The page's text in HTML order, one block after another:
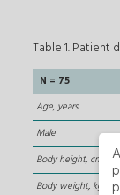
Table 1. Patient
N = 75
Age, years
Male
Body height, cm
Body weight, kg